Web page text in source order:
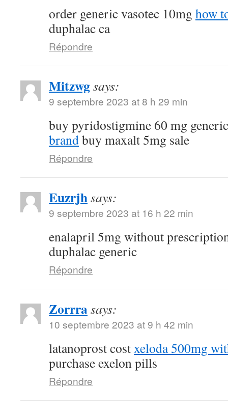
order generic vasotec 10mg how
duphalac ca
Répondre
Mitzwgsays:
9 septembre 2023 at 8 h 29 min
buy pyridostigmine 60 mg
brandbuy maxalt 5mg sale
Répondre
Euzrjhsays:
9 septembre 2023 at 16 h 22 min
enalapril 5mg without
duphalac generic
Répondre
Zorrrasays:
10 septembre 2023 at 9 h 42 min
latanoprost costxeloda 500mg
purchase exelon pills
Répondre